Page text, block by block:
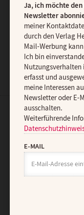
AGB und
Vertrag
Ja, ich möchte
Newsletter
meiner
durch den Verlag
Mail-Werbung
Ich bin
erfasst und
meine Interessen
Newsletter oder E-
ausschalten.
Weiterführende
E-MAIL